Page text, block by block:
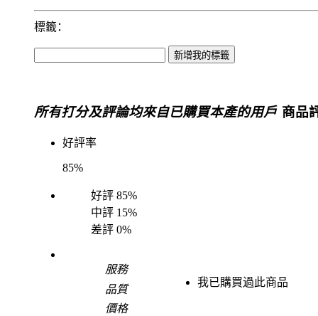
標籤：
所有打分及評論均來自已購買本產的用戶 商品
好評率
85%
好評 85%
中評 15%
差評 0%
服務
品質
價格
我已購買過此商品